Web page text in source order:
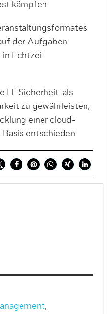
kämpfen.
der Aufgaben
in Echtzeit
IT-Sicherheit, als
zu gewährleisten,
einer cloud-
entschieden.
,